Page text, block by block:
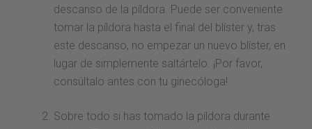
descanso de la píldora. Puede ser conveniente
tomar la píldora hasta el final del blíster y, tras
este descanso, no empezar un nuevo blíster, en
lugar de simplemente saltártelo. ¡Por favor,
consúltalo antes con tu ginecóloga!
Sobre todo si has tomado la píldora durante